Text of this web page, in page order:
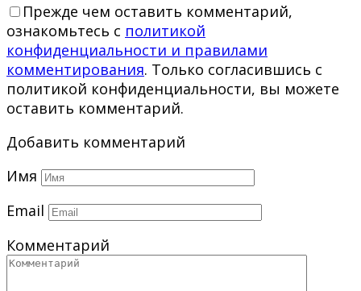
Прежде чем оставить комментарий,
ознакомьтесь с политикой
конфиденциальности и правилами
комментирования. Только согласившись с
политикой конфиденциальности, вы можете
оставить комментарий.
Добавить комментарий
Имя
Email
Комментарий